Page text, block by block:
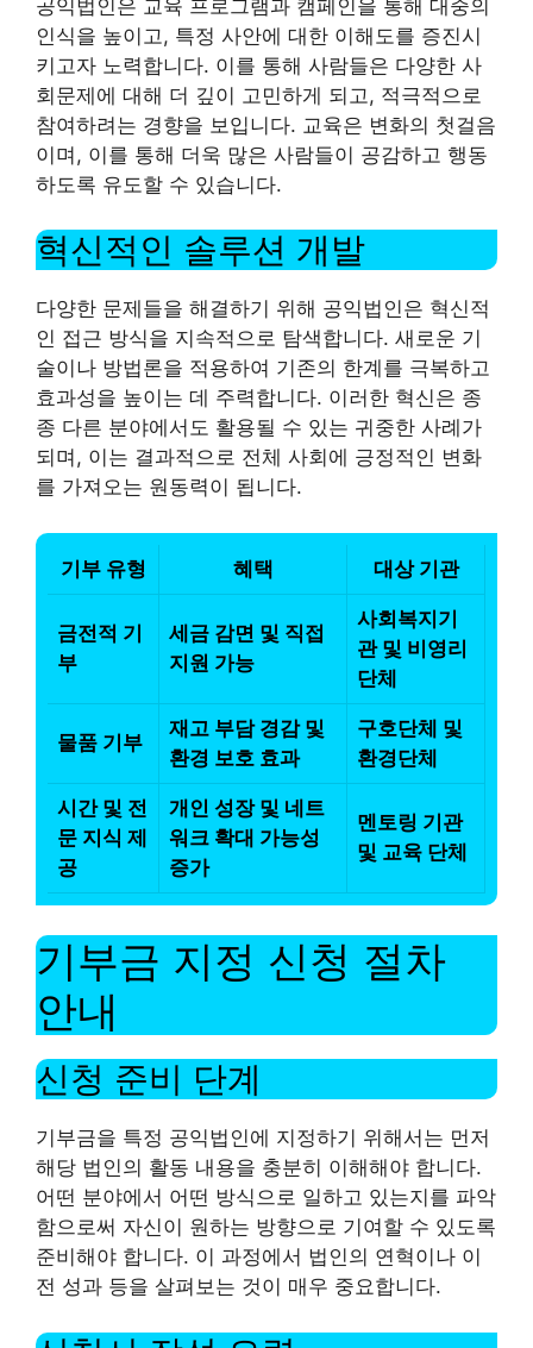
공익법인은 교육 프로그램과 캠페인을 통해 대중의
인식을 높이고, 특정 사안에 대한 이해도를 증진시
키고자 노력합니다. 이를 통해 사람들은 다양한 사
회문제에 대해 더 깊이 고민하게 되고, 적극적으로
참여하려는 경향을 보입니다. 교육은 변화의 첫걸음
이며, 이를 통해 더욱 많은 사람들이 공감하고 행동
하도록 유도할 수 있습니다.
혁신적인 솔루션 개발
다양한 문제들을 해결하기 위해 공익법인은 혁신적
인 접근 방식을 지속적으로 탐색합니다. 새로운 기
술이나 방법론을 적용하여 기존의 한계를 극복하고
효과성을 높이는 데 주력합니다. 이러한 혁신은 종
종 다른 분야에서도 활용될 수 있는 귀중한 사례가
되며, 이는 결과적으로 전체 사회에 긍정적인 변화
를 가져오는 원동력이 됩니다.
기부 유형 혜택 대상 기관
금전적 기
부
세금 감면 및 직접
지원 가능
사회복지기
관 및 비영리
단체
물품 기부
재고 부담 경감 및
환경 보호 효과
구호단체 및
환경단체
시간 및 전
문 지식 제
공
개인 성장 및 네트
워크 확대 가능성
증가
멘토링 기관
및 교육 단체
기부금 지정 신청 절차
안내
신청 준비 단계
기부금을 특정 공익법인에 지정하기 위해서는 먼저
해당 법인의 활동 내용을 충분히 이해해야 합니다.
어떤 분야에서 어떤 방식으로 일하고 있는지를 파악
함으로써 자신이 원하는 방향으로 기여할 수 있도록
준비해야 합니다. 이 과정에서 법인의 연혁이나 이
전 성과 등을 살펴보는 것이 매우 중요합니다.